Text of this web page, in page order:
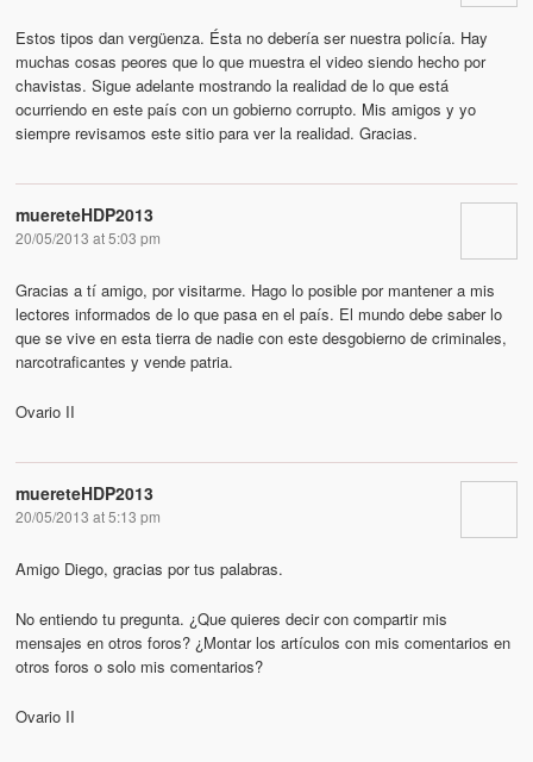
Estos tipos dan vergüenza. Ésta no debería ser nuestra policía. Hay
muchas cosas peores que lo que muestra el video siendo hecho por
chavistas. Sigue adelante mostrando la realidad de lo que está
ocurriendo en este país con un gobierno corrupto. Mis amigos y yo
siempre revisamos este sitio para ver la realidad. Gracias.
muereteHDP2013
20/05/2013 at 5:03 pm
Gracias a tí amigo, por visitarme. Hago lo posible por mantener a mis
lectores informados de lo que pasa en el país. El mundo debe saber lo
que se vive en esta tierra de nadie con este desgobierno de criminales,
narcotraficantes y vende patria.
Ovario II
muereteHDP2013
20/05/2013 at 5:13 pm
Amigo Diego, gracias por tus palabras.
No entiendo tu pregunta. ¿Que quieres decir con compartir mis
mensajes en otros foros? ¿Montar los artículos con mis comentarios en
otros foros o solo mis comentarios?
Ovario II